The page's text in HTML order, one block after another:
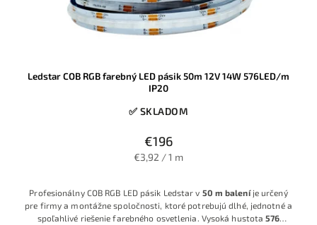
Ledstar COB RGB farebný LED pásik 50m 12V 14W 576LED/m
IP20
✅ SKLADOM
€196
€3,92 / 1 m
Profesionálny COB RGB LED pásik Ledstar v 50 m baleníje určený
pre firmy a montážne spoločnosti, ktoré potrebujú dlhé, jednotné a
spoľahlivé riešenie farebného osvetlenia. Vysoká hustota576